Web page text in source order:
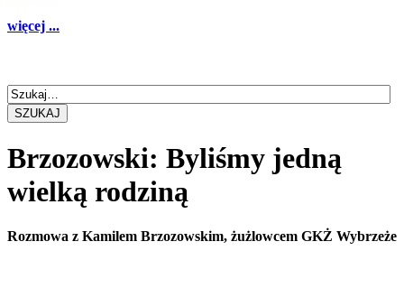
więcej ...
SZUKAJ
Brzozowski: Byliśmy jedną
wielką rodziną
Rozmowa z Kamilem Brzozowskim, żużlowcem GKŻ Wybrzeże